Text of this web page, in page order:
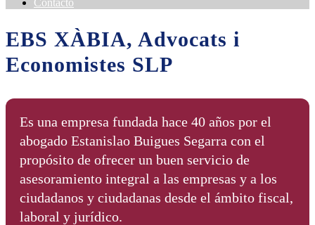
Contacto
EBS XÀBIA, Advocats i
Economistes SLP
Es una empresa fundada hace 40 años por el
abogado Estanislao Buigues Segarra con el
propósito de ofrecer un buen servicio de
asesoramiento integral a las empresas y a los
ciudadanos y ciudadanas desde el ámbito fiscal,
laboral y jurídico.